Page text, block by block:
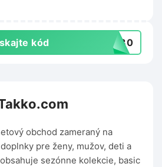
kód AR30
obchod zameraný na
pre ženy, mužov, deti a
sezónne kolekcie, basic